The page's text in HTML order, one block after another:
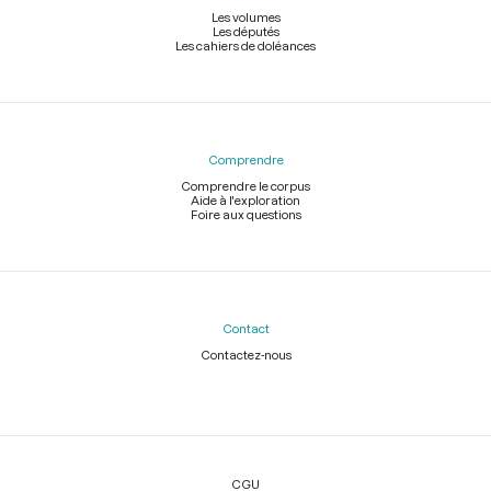
Les volumes
Les députés
Les cahiers de doléances
Comprendre
Comprendre le corpus
Aide à l'exploration
Foire aux questions
Contact
Contactez-nous
Légal
CGU